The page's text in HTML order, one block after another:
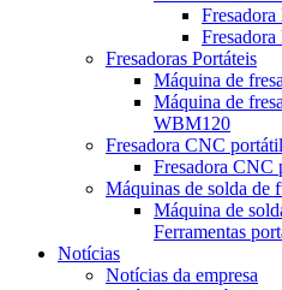
Fresadoras Portáteis
Máquina de
Máquina de
WBM120
Fresadora CNC portátil
Fresadora
Máquinas de solda de
Máquina de
Ferramentas
Notícias
Notícias da empresa